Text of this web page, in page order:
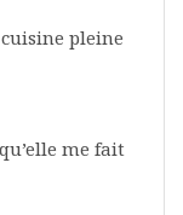
pleine
me fait